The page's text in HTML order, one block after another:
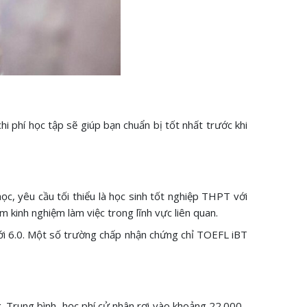
phí học tập sẽ giúp bạn chuẩn bị tốt nhất trước khi
yêu cầu tối thiểu là học sinh tốt nghiệp THPT với
kinh nghiệm làm việc trong lĩnh vực liên quan.
Một số trường chấp nhận chứng chỉ TOEFL iBT